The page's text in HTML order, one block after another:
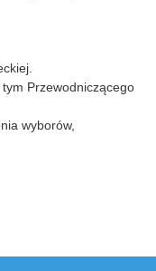
tym Przewodniczącego
wyborów,